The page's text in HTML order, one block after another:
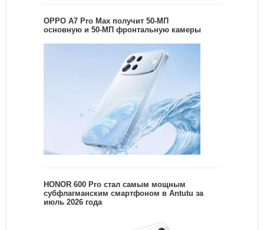
OPPO A7 Pro Max получит 50-МП
основную и 50-МП фронтальную камеры
HONOR 600 Pro стал самым мощным
субфлагманским смартфоном в Antutu за
июль 2026 года